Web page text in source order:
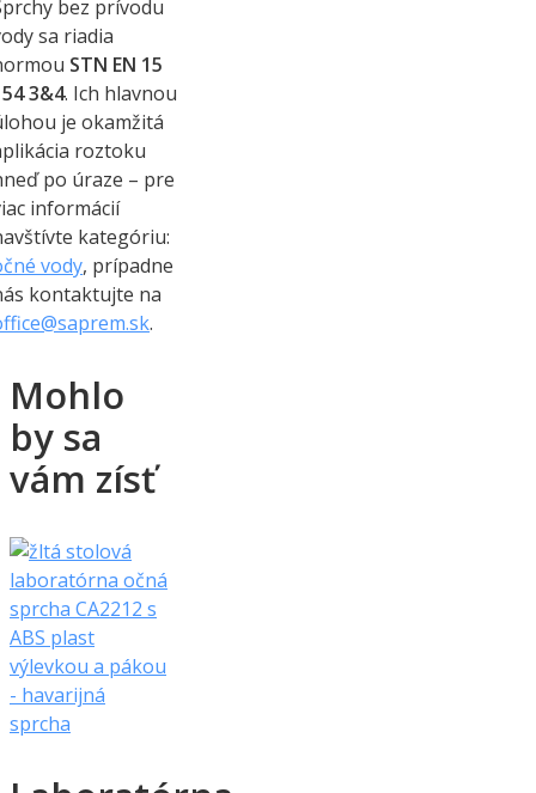
bez prívodu
sa riadia
STN EN 15
3&4. Ich hlavnou
je okamžitá
roztoku
po úraze – pre
informácií
kategóriu:
vody, prípadne
kontaktujte na
.
Mohlo
by sa
vám zísť